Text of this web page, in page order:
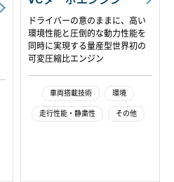
ドライバーの意のままに、高い
環境性能と圧倒的な動力性能を
同時に実現する量産型世界初の
可変圧縮比エンジン
車両搭載技術 環境
走行性能・静粛性 その他